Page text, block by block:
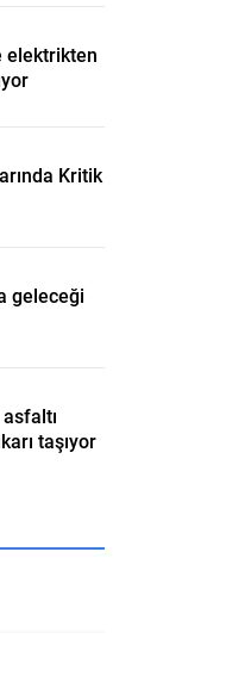
elektrikten
Kritik
geleceği
taşıyor